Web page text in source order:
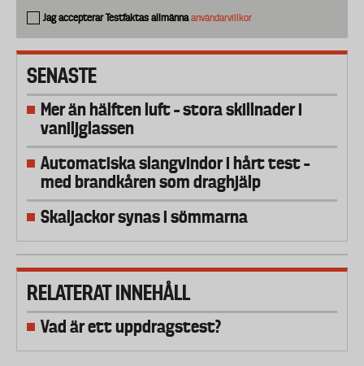
Jag accepterar Testfaktas allmännaanvändarvillkor
SENASTE
Mer än hälften luft – stora skillnader i
vaniljglassen
Automatiska slangvindor i hårt test –
med brandkåren som draghjälp
Skaljackor synas i sömmarna
RELATERAT INNEHÅLL
Vad är ett uppdragstest?